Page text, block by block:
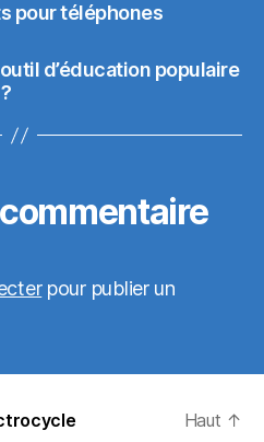
pour téléphones
d’éducation populaire
pour publier un
Haut ↑